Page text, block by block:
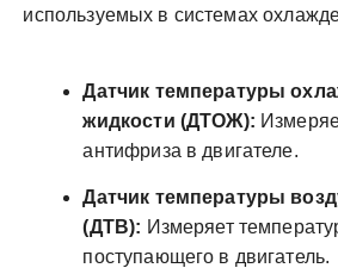
используемых в системах
Датчик температуры
жидкости (ДТОЖ):
антифриза в двигателе.
Датчик температуры
(ДТВ): Измеряет
поступающего в двигатель.